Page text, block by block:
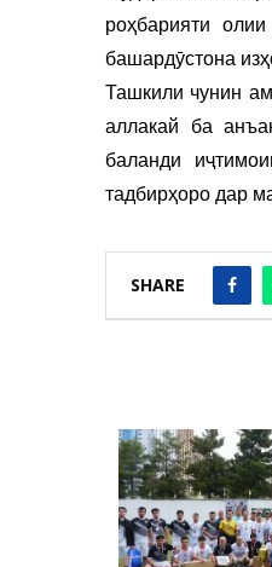
роҳбарияти
башардӯстона
Ташкили чунин
аллакай ба
баланди
тадбирҳоро дар
SHARE